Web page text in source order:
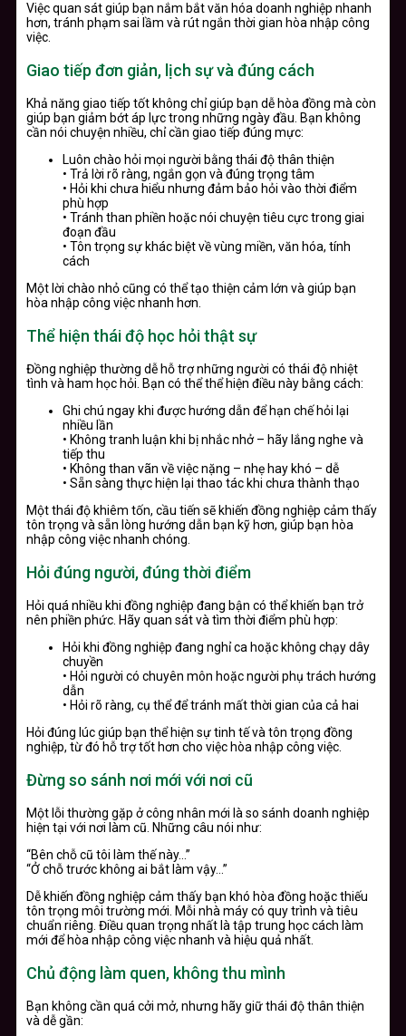
Việc quan sát giúp bạn nắm bắt văn hóa doanh nghiệp nhanh
hơn, tránh phạm sai lầm và rút ngắn thời gian hòa nhập công
việc.
Giao tiếp đơn giản, lịch sự và đúng cách
Khả năng giao tiếp tốt không chỉ giúp bạn dễ hòa đồng mà còn
giúp bạn giảm bớt áp lực trong những ngày đầu. Bạn không
cần nói chuyện nhiều, chỉ cần giao tiếp đúng mực:
Luôn chào hỏi mọi người bằng thái độ thân thiện
• Trả lời rõ ràng, ngắn gọn và đúng trọng tâm
• Hỏi khi chưa hiểu nhưng đảm bảo hỏi vào thời điểm
phù hợp
• Tránh than phiền hoặc nói chuyện tiêu cực trong giai
đoạn đầu
• Tôn trọng sự khác biệt về vùng miền, văn hóa, tính
cách
Một lời chào nhỏ cũng có thể tạo thiện cảm lớn và giúp bạn
hòa nhập công việc nhanh hơn.
Thể hiện thái độ học hỏi thật sự
Đồng nghiệp thường dễ hỗ trợ những người có thái độ nhiệt
tình và ham học hỏi. Bạn có thể thể hiện điều này bằng cách:
Ghi chú ngay khi được hướng dẫn để hạn chế hỏi lại
nhiều lần
• Không tranh luận khi bị nhắc nhở – hãy lắng nghe và
tiếp thu
• Không than vãn về việc nặng – nhẹ hay khó – dễ
• Sẵn sàng thực hiện lại thao tác khi chưa thành thạo
Một thái độ khiêm tốn, cầu tiến sẽ khiến đồng nghiệp cảm thấy
tôn trọng và sẵn lòng hướng dẫn bạn kỹ hơn, giúp bạn hòa
nhập công việc nhanh chóng.
Hỏi đúng người, đúng thời điểm
Hỏi quá nhiều khi đồng nghiệp đang bận có thể khiến bạn trở
nên phiền phức. Hãy quan sát và tìm thời điểm phù hợp:
Hỏi khi đồng nghiệp đang nghỉ ca hoặc không chạy dây
chuyền
• Hỏi người có chuyên môn hoặc người phụ trách hướng
dẫn
• Hỏi rõ ràng, cụ thể để tránh mất thời gian của cả hai
Hỏi đúng lúc giúp bạn thể hiện sự tinh tế và tôn trọng đồng
nghiệp, từ đó hỗ trợ tốt hơn cho việc hòa nhập công việc.
Đừng so sánh nơi mới với nơi cũ
Một lỗi thường gặp ở công nhân mới là so sánh doanh nghiệp
hiện tại với nơi làm cũ. Những câu nói như:
“Bên chỗ cũ tôi làm thế này…”
“Ở chỗ trước không ai bắt làm vậy…”
Dễ khiến đồng nghiệp cảm thấy bạn khó hòa đồng hoặc thiếu
tôn trọng môi trường mới. Mỗi nhà máy có quy trình và tiêu
chuẩn riêng. Điều quan trọng nhất là tập trung học cách làm
mới để hòa nhập công việc nhanh và hiệu quả nhất.
Chủ động làm quen, không thu mình
Bạn không cần quá cởi mở, nhưng hãy giữ thái độ thân thiện
và dễ gần: